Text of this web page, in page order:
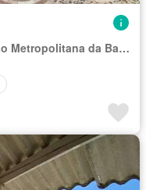
Região Imediata de Santos, Região Metropolitana da Baixada Santista